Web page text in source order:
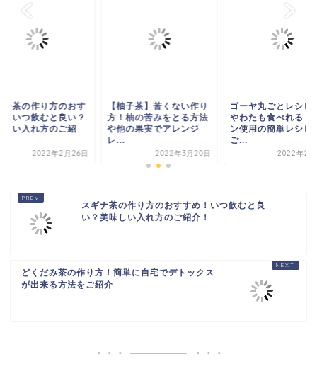
ナ茶の作り方のおす
！いつ飲むと良い？
しい入れ方のご紹
2022年2月26日
【柚子茶】苦くない作り
方！柚の苦みをとる方法
や他の果実でアレンジ
レ...
2022年3月20日
ゴーヤ丸ごとレシピ
やわたも食べれる！
ン使用の簡単レシピ
ご...
2022年2
スギナ茶の作り方のおすすめ！いつ飲むと良
い？美味しい入れ方のご紹介！
どくだみ茶の作り方！簡単に自宅でデトックス
が出来る方法をご紹介